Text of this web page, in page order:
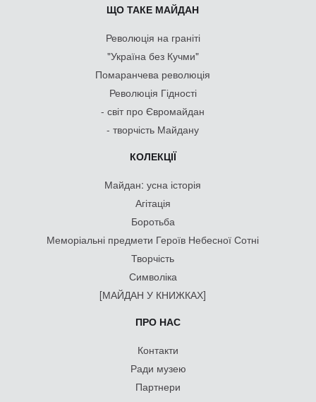
ЩО ТАКЕ МАЙДАН
Революція на граніті
"Україна без Кучми"
Помаранчева революція
Революція Гідності
- світ про Євромайдан
- творчість Майдану
КОЛЕКЦІЇ
Майдан: усна історія
Агітація
Боротьба
Меморіальні предмети Героїв Небесної Сотні
Творчість
Символіка
[МАЙДАН У КНИЖКАХ]
ПРО НАС
Контакти
Ради музею
Партнери